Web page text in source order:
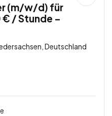
(m/w/d) für
€ / Stunde –
Deutschland